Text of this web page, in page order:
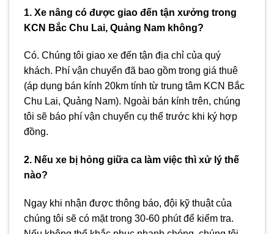
1. Xe nâng có được giao đến tận xưởng trong
KCN Bắc Chu Lai, Quảng Nam không?
Có. Chúng tôi giao xe đến tận địa chỉ của quý
khách. Phí vận chuyển đã bao gồm trong giá thuê
(áp dụng bán kính 20km tính từ trung tâm KCN Bắc
Chu Lai, Quảng Nam). Ngoài bán kính trên, chúng
tôi sẽ báo phí vận chuyển cụ thể trước khi ký hợp
đồng.
2. Nếu xe bị hỏng giữa ca làm việc thì xử lý thế
nào?
Ngay khi nhận được thông báo, đội kỹ thuật của
chúng tôi sẽ có mặt trong 30-60 phút để kiểm tra.